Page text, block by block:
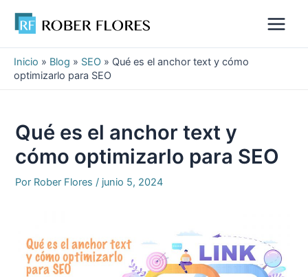
contenido
Main
Inicio » Blog » SEO » Qué es el anchor text y cómo
optimizarlo para SEO
Qué es el anchor text y
cómo optimizarlo para SEO
Por Rober Flores/ junio 5, 2024